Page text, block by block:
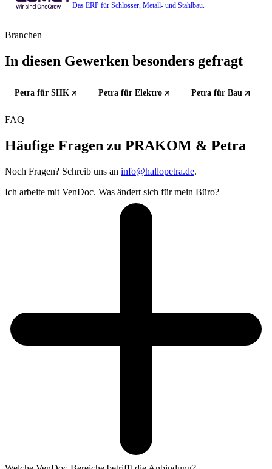
Das ERP für Schlosser, Metall- und Stahlbau.
Branchen
In diesen Gewerken besonders gefragt
Petra für SHK Petra für Elektro Petra für Bau
FAQ
Häufige Fragen zu PRAKOM & Petra
Noch Fragen? Schreib uns an info@hallopetra.de.
Ich arbeite mit VenDoc. Was ändert sich für mein Büro?